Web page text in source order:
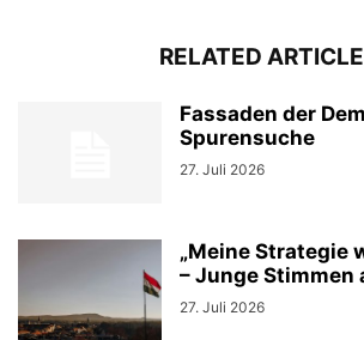
RELATED
Fassaden der
Spurensuche
27. Juli 2026
„Meine Strategie
– Junge Stimmen
27. Juli 2026